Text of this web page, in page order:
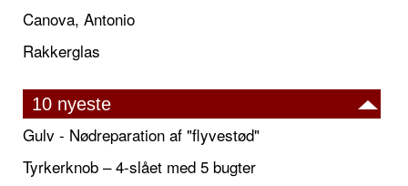
Canova, Antonio
Rakkerglas
10 nyeste
Gulv - Nødreparation af "flyvestød"
Tyrkerknob – 4-slået med 5 bugter